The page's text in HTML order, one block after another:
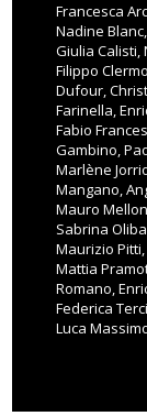
Francesca
Nadine
Giulia Calisti,
Filippo
Dufour,
Farinella,
Fabio
Gambino,
Marlène
Mangano,
Mauro
Sabrina
Maurizio
Mattia
Romano,
Federica
Luca